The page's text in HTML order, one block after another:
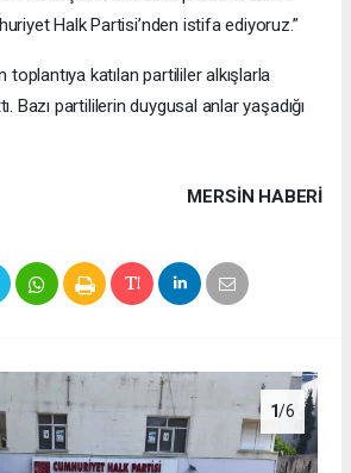
Halk Partisi’nden istifa ediyoruz.”
toplantıya katılan partililer alkışlarla
Bazı partililerin duygusal anlar yaşadığı
MERSIN HABERİ
1/6